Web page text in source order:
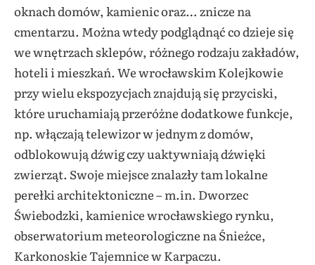
oknach domów, kamienic oraz… znicze na
cmentarzu. Można wtedy podglądnąć co dzieje się
we wnętrzach sklepów, różnego rodzaju zakładów,
hoteli i mieszkań. We wrocławskim Kolejkowie
przy wielu ekspozycjach znajdują się przyciski,
które uruchamiają przeróżne dodatkowe funkcje,
np. włączają telewizor w jednym z domów,
odblokowują dźwig czy uaktywniają dźwięki
zwierząt. Swoje miejsce znalazły tam lokalne
perełki architektoniczne – m.in. Dworzec
Świebodzki, kamienice wrocławskiego rynku,
obserwatorium meteorologiczne na Śnieżce,
Karkonoskie Tajemnice w Karpaczu.